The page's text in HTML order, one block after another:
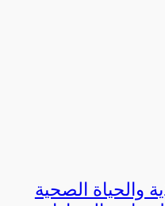
والحياة الصحية